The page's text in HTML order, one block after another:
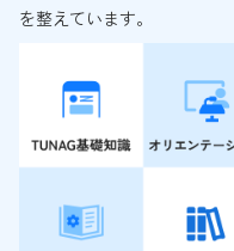
を整えています。